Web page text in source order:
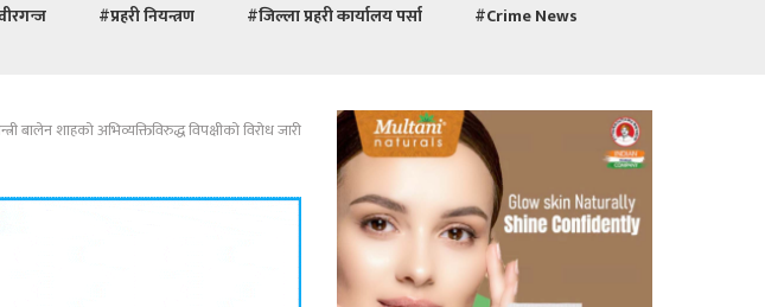
#प्रहरी नियन्त्रण #जिल्ला प्रहरी कार्यालय पर्सा
#Crime News
बालेन शाहको अभिव्यक्तिविरुद्ध विपक्षीको विरोध जारी